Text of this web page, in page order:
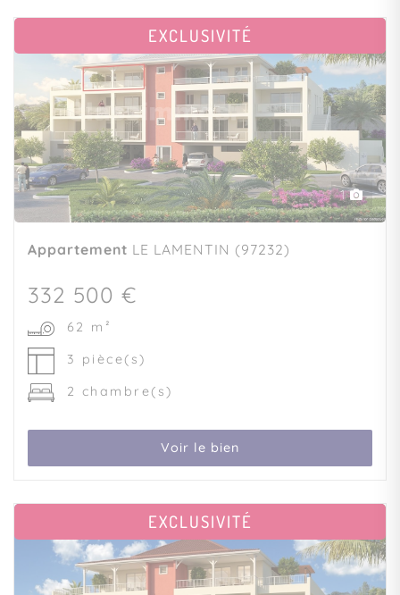
EXCLUSIVITÉ
1
Appartement LE LAMENTIN (97232)
332 500 €
62 m²
3 pièce(s)
2 chambre(s)
Voir le bien
EXCLUSIVITÉ